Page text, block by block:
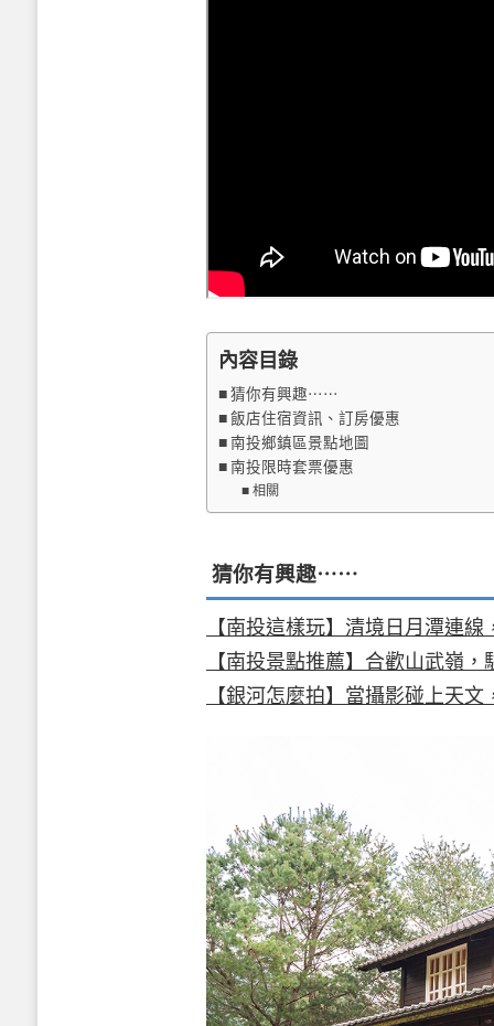
內容目錄
猜你有興趣⋯⋯
飯店住宿資訊、訂房優惠
南投鄉鎮區景點地圖
南投限時套票優惠
相關
猜你有興趣⋯⋯
【南投這樣玩】清境日月潭連
【南投景點推薦】合歡山武嶺
【銀河怎麼拍】當攝影碰上天